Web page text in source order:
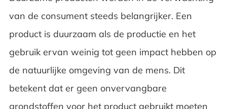
van de consument steeds belangrijker. Een
product is duurzaam als de productie en het
gebruik ervan weinig tot geen impact hebben op
de natuurlijke omgeving van de mens. Dit
betekent dat er geen onvervangbare
grondstoffen voor het product gebruikt moeten